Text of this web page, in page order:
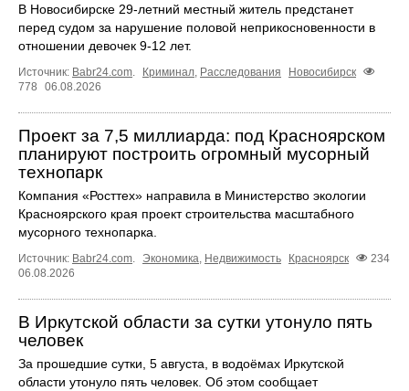
В Новосибирске 29-летний местный житель предстанет
перед судом за нарушение половой неприкосновенности в
отношении девочек 9-12 лет.
Источник: Babr24.com. Криминал, Расследования
Новосибирск
778
06.08.2026
Проект за 7,5 миллиарда: под Красноярском
планируют построить огромный мусорный
технопарк
Компания «Росттех» направила в Министерство экологии
Красноярского края проект строительства масштабного
мусорного технопарка.
Источник: Babr24.com. Экономика, Недвижимость Красноярск
234
06.08.2026
В Иркутской области за сутки утонуло пять
человек
За прошедшие сутки, 5 августа, в водоёмах Иркутской
области утонуло пять человек. Об этом сообщает